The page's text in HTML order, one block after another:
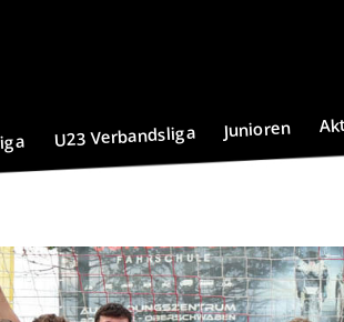
U23 Verbandsliga Junioren